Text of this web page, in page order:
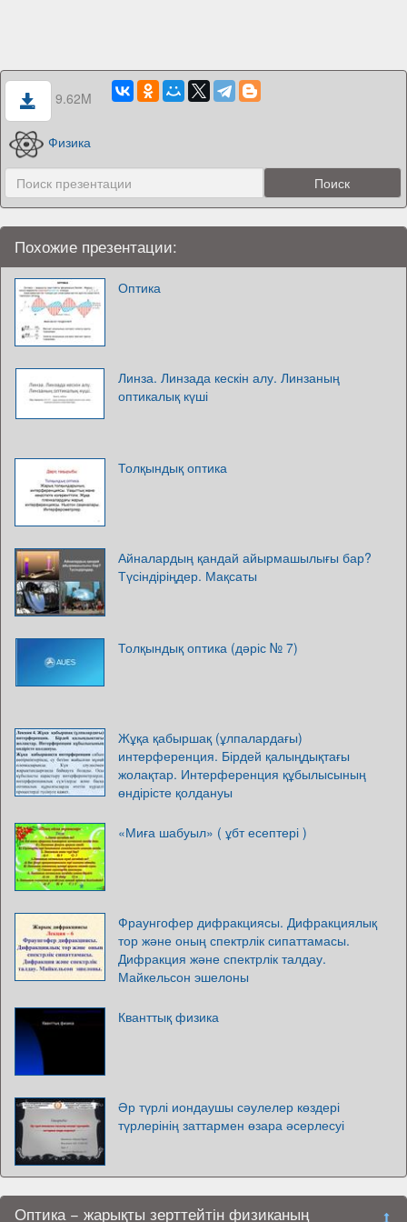
9.62M
Физика
Похожие презентации:
Оптика
Линза. Линзада кескін алу. Линзаның
оптикалық күші
Толқындық оптика
Айналардың қандай айырмашылығы бар?
Түсіндіріңдер. Мақсаты
Толқындық оптика (дәріс № 7)
Жұқа қабыршақ (ұлпалардағы)
интерференция. Бірдей қалыңдықтағы
жолақтар. Интерференция құбылысының
өндірісте қолдануы
«Миға шабуыл» ( ұбт есептері )
Фраунгофер дифракциясы. Дифракциялық
тор және оның спектрлік сипаттамасы.
Дифракция және спектрлік талдау.
Майкельсон эшелоны
Кванттық физика
Әр түрлі иондаушы сәулелер көздері
түрлерінің заттармен өзара әсерлесуі
Оптика − жарықты зерттейтін физиканың